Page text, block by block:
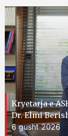
Kryetarja e
Dr. Elmi
6 gusht 2026